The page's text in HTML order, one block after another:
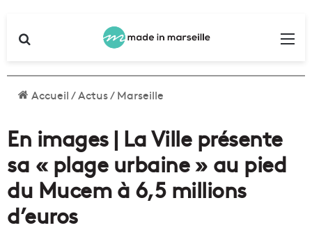
Accueil/Actus/Marseille
En images | La Ville présente
sa « plage urbaine » au pied
du Mucem à 6,5 millions
d’euros